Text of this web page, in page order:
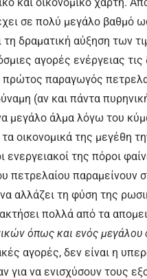
σε πολύ μεγάλο βαθμό
δραματική αύξηση των
αγορές ενέργειας τις
πρώτος παραγωγός
(αν και πάντα
μεγάλο άλμα λόγω του
οικονομικά της μεγέθη
της πόροι
πετρελαίου
αλλάζει τη φύση της
πολλά από τα
όπως και ενός μεγάλου
αγορές, δεν είναι η
για να ενισχύσουν τους